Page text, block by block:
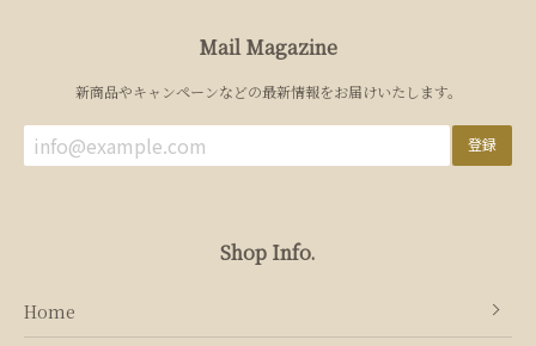
Mail Magazine
新商品やキャンペーンなどの最新情報をお届けいたします。
登録
Shop Info.
Home